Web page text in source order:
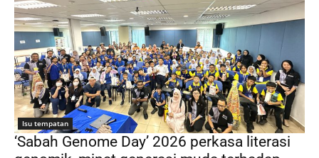
Isu tempatan
‘Sabah Genome Day’ 2026 perkasa literasi